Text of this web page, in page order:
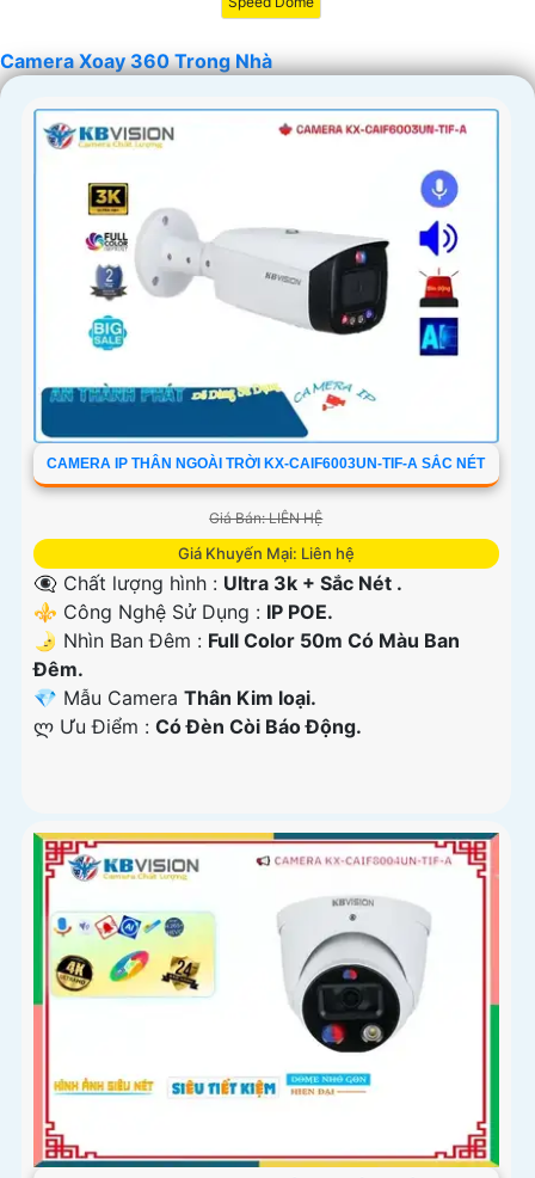
Camera Xoay 360 Trong Nhà
CAMERA IP THÂN NGOÀI TRỜI KX-CAIF6003UN-TIF-A SẮC NÉT
Giá Bán: LIÊN HỆ
Giá Khuyến Mại: Liên hệ
👁️‍🗨 Chất lượng hình : Ultra 3k + Sắc Nét .
⚜️ Công Nghệ Sử Dụng : IP POE.
🌛 Nhìn Ban Đêm : Full Color 50m Có Màu Ban
Ðêm.
💎 Mẫu Camera Thân Kim loại.
️ლ Ưu Điểm : Có Ðèn Còi Báo Động.